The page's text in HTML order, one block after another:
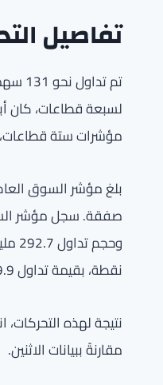
تفاصيل
مؤشرات ستة قطاعات، تقودها
نقطة، بقيمة تداول 49.9 مليون دينار وحجم 366.4 مليون سهم عبر 18,666 صفقة.
مقارنةً ببيانات الاثنين.